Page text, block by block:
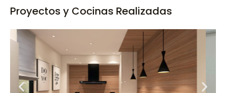
Proyectos y Cocinas Realizadas